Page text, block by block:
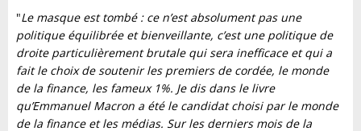
"Le masque est tombé : ce n’est absolument pas une
politique équilibrée et bienveillante, c’est une politique de
droite particulièrement brutale qui sera inefficace et qui a
fait le choix de soutenir les premiers de cordée, le monde
de la finance, les fameux 1%. Je dis dans le livre
qu’Emmanuel Macron a été le candidat choisi par le monde
de la finance et les médias. Sur les derniers mois de la